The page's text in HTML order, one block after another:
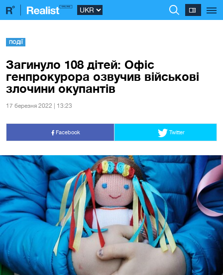
ПОДІЇ
Загинуло 108 дітей: Офіс
генпрокурора озвучив військові
злочини окупантів
17 березня 2022 | 13:23
Facebook Twitter